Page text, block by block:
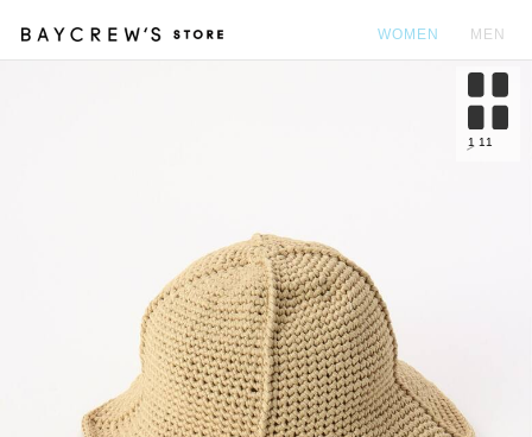
WOMEN MEN
1 11